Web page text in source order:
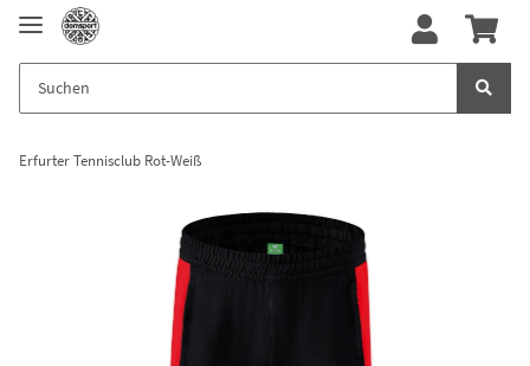
Erfurter Tennisclub Rot-Weiß